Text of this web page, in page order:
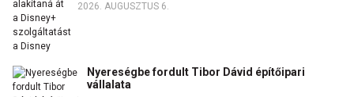
2026. AUGUSZTUS 6.
Nyereségbe fordult Tibor Dávid építőipari
vállalata